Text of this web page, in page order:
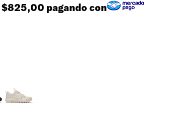
$825,00 pagando con